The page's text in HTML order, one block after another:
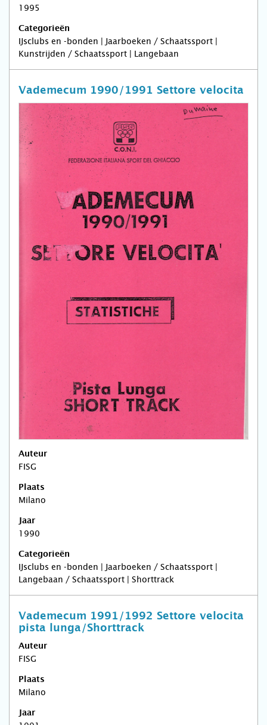
1995
Categorieën
IJsclubs en -bonden | Jaarboeken / Schaatssport |
Kunstrijden / Schaatssport | Langebaan
Vademecum 1990/1991 Settore velocita
Auteur
FISG
Plaats
Milano
Jaar
1990
Categorieën
IJsclubs en -bonden | Jaarboeken / Schaatssport |
Langebaan / Schaatssport | Shorttrack
Vademecum 1991/1992 Settore velocita
pista lunga/Shorttrack
Auteur
FISG
Plaats
Milano
Jaar